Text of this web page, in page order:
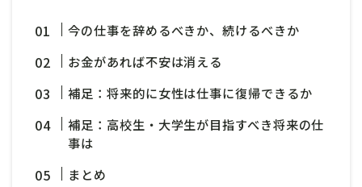
今の仕事を辞めるべきか、続けるべきか
お金があれば不安は消える
補足：将来的に女性は仕事に復帰できるか
補足：高校生・大学生が目指すべき将来の仕
事は
まとめ